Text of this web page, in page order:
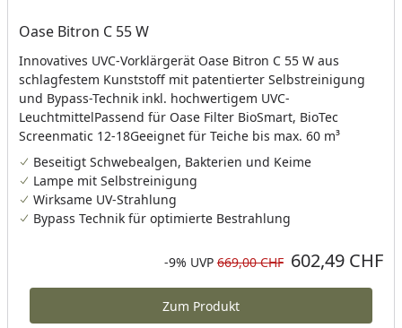
Oase Bitron C 55 W
Innovatives UVC-Vorklärgerät Oase Bitron C 55 W aus
schlagfestem Kunststoff mit patentierter Selbstreinigung
und Bypass-Technik inkl. hochwertigem UVC-
LeuchtmittelPassend für Oase Filter BioSmart, BioTec
Screenmatic 12-18Geeignet für Teiche bis max. 60 m³
Beseitigt Schwebealgen, Bakterien und Keime
Lampe mit Selbstreinigung
Wirksame UV-Strahlung
Bypass Technik für optimierte Bestrahlung
Rabatt in Prozent
-9%
Ursprünglicher Preis
UVP 669,00 CHF
Aktueller Preis 602,49 CHF
Zum Produkt